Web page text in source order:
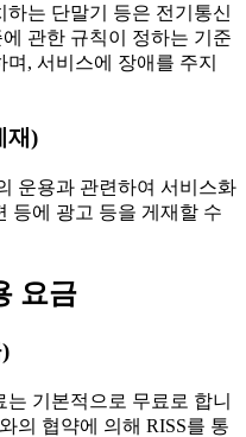
는 단말기 등은 전기통신
관한 규칙이 정하는 기준
, 서비스에 장애를 주지
재)
운용과 관련하여 서비스화
등에 광고 등을 게재할 수
요금
기본적으로 무료로 합니
의 협약에 의해 RISS를 통